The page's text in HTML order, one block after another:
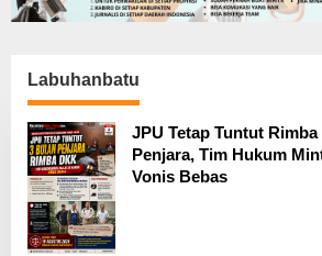
Labuhanbatu
JPU Tetap Tuntut
Penjara, Tim Hukum
Vonis Bebas